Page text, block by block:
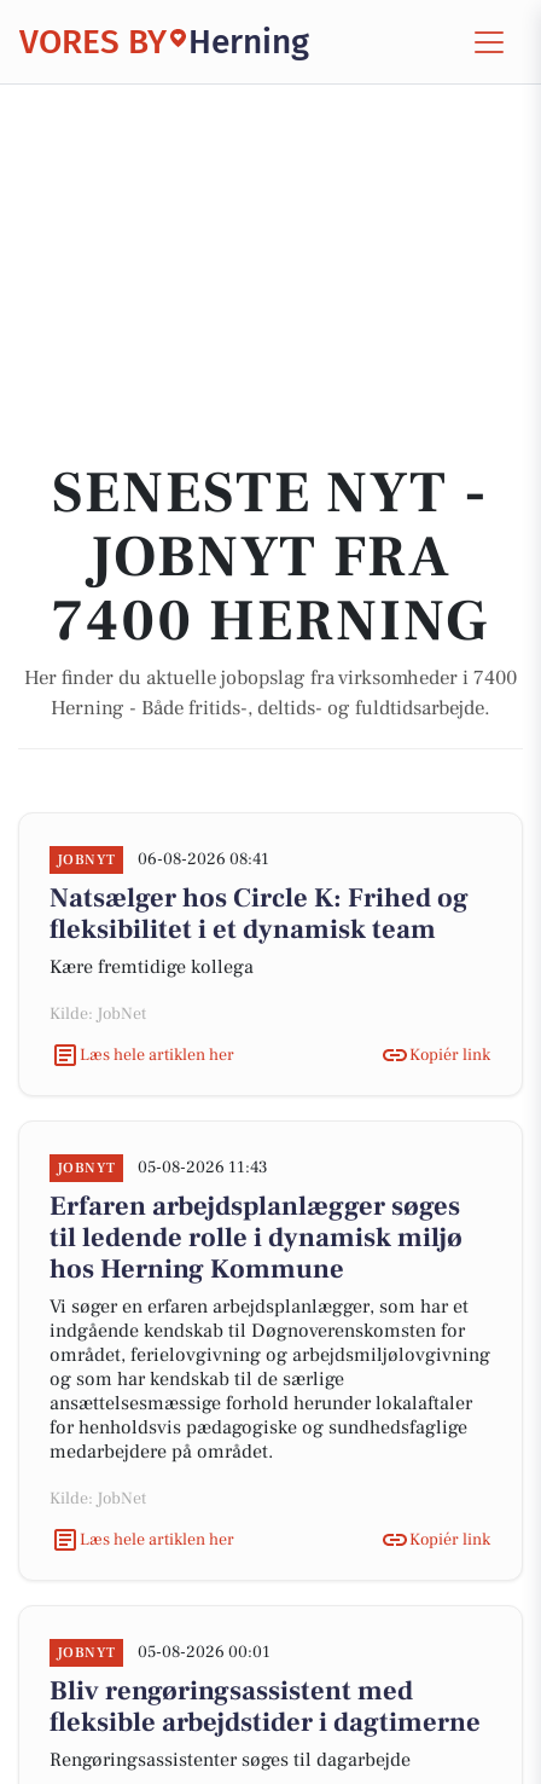
VORES BY Herning
SENESTE NYT -
JOBNYT FRA
7400 HERNING
Her finder du aktuelle jobopslag fra virksomheder i 7400
Herning - Både fritids-, deltids- og fuldtidsarbejde.
JOBNYT 06-08-2026 08:41
Natsælger hos Circle K: Frihed og
fleksibilitet i et dynamisk team
Kære fremtidige kollega
Kilde: JobNet
Læs hele artiklen her
Kopiér link
JOBNYT 05-08-2026 11:43
Erfaren arbejdsplanlægger søges
til ledende rolle i dynamisk miljø
hos Herning Kommune
Vi søger en erfaren arbejdsplanlægger, som har et
indgående kendskab til Døgnoverenskomsten for
området, ferielovgivning og arbejdsmiljølovgivning
og som har kendskab til de særlige
ansættelsesmæssige forhold herunder lokalaftaler
for henholdsvis pædagogiske og sundhedsfaglige
medarbejdere på området.
Kilde: JobNet
Læs hele artiklen her
Kopiér link
JOBNYT 05-08-2026 00:01
Bliv rengøringsassistent med
fleksible arbejdstider i dagtimerne
Rengøringsassistenter søges til dagarbejde